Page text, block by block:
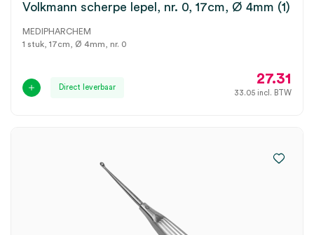
Volkmann scherpe lepel, nr. 0, 17cm, Ø 4mm (1)
MEDIPHARCHEM
1 stuk, 17cm, Ø 4mm, nr. 0
Direct leverbaar
27.31
33.05 incl. BTW